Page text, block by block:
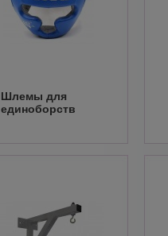
Шлемы для
единоборств